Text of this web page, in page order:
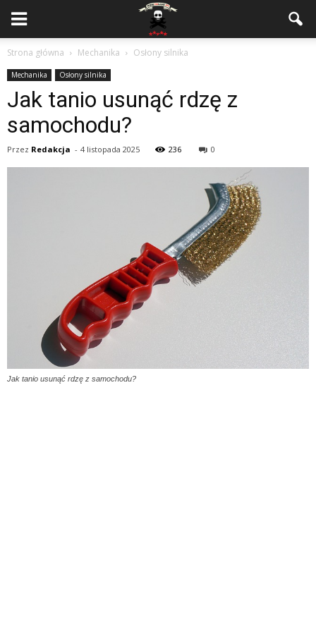
Strona główna Mechanika Osłony silnika
Mechanika Osłony silnika
Jak tanio usunąć rdzę z
samochodu?
Przez Redakcja - 4 listopada 2025 236 0
Jak tanio usunąć rdzę z samochodu?